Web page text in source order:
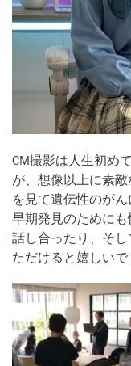
CM撮影は人生初め
が、想像以上に素
を見て遺伝性のが
早期発見のために
話し合ったり、そ
ただけると嬉しいで